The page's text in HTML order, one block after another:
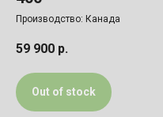
Производство: Канада
59 900 р.
Out of stock